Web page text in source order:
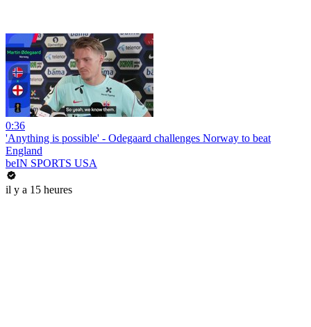
0:36
'Anything is possible' - Odegaard challenges Norway to beat
England
beIN SPORTS USA
il y a 15 heures